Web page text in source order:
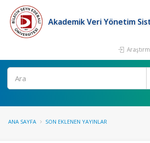
Akademik Veri Yönetim
Ara
ANA SAYFA SON EKLENEN YAYINLAR